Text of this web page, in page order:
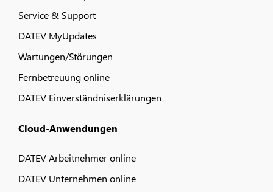
Service & Support
DATEV MyUpdates
Wartungen/Störungen
Fernbetreuung online
DATEV Einverständniserklärungen
Cloud-Anwendungen
DATEV Arbeitnehmer online
DATEV Unternehmen online